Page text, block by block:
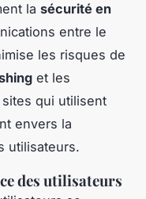
la sécurité en
entre le
les risques de
et les
sites qui utilisent
envers la
utilisateurs.
des utilisateurs